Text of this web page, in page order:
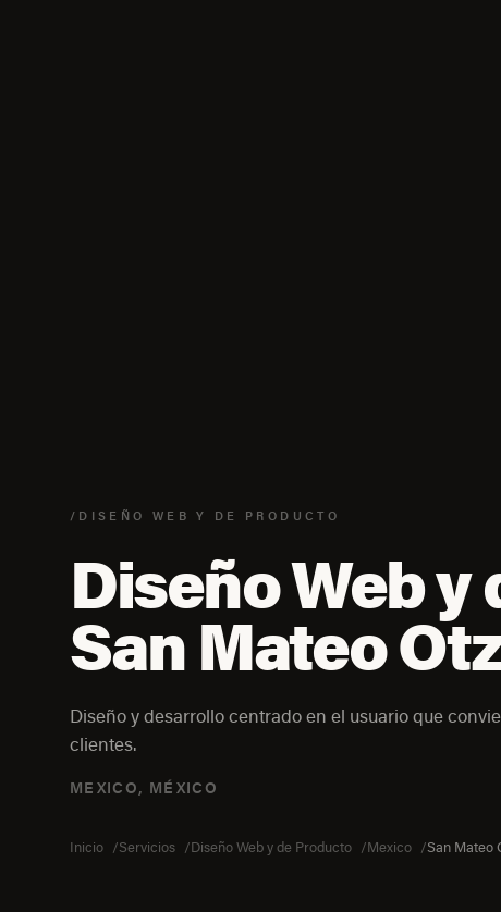
/DISEÑO WEB Y DE PRODUCTO
Diseño Web
San Mateo
Diseño y desarrollo centrado en el usuario que
clientes.
MEXICO, MÉXICO
Inicio Servicios Diseño Web y de Producto Mexico San Mateo